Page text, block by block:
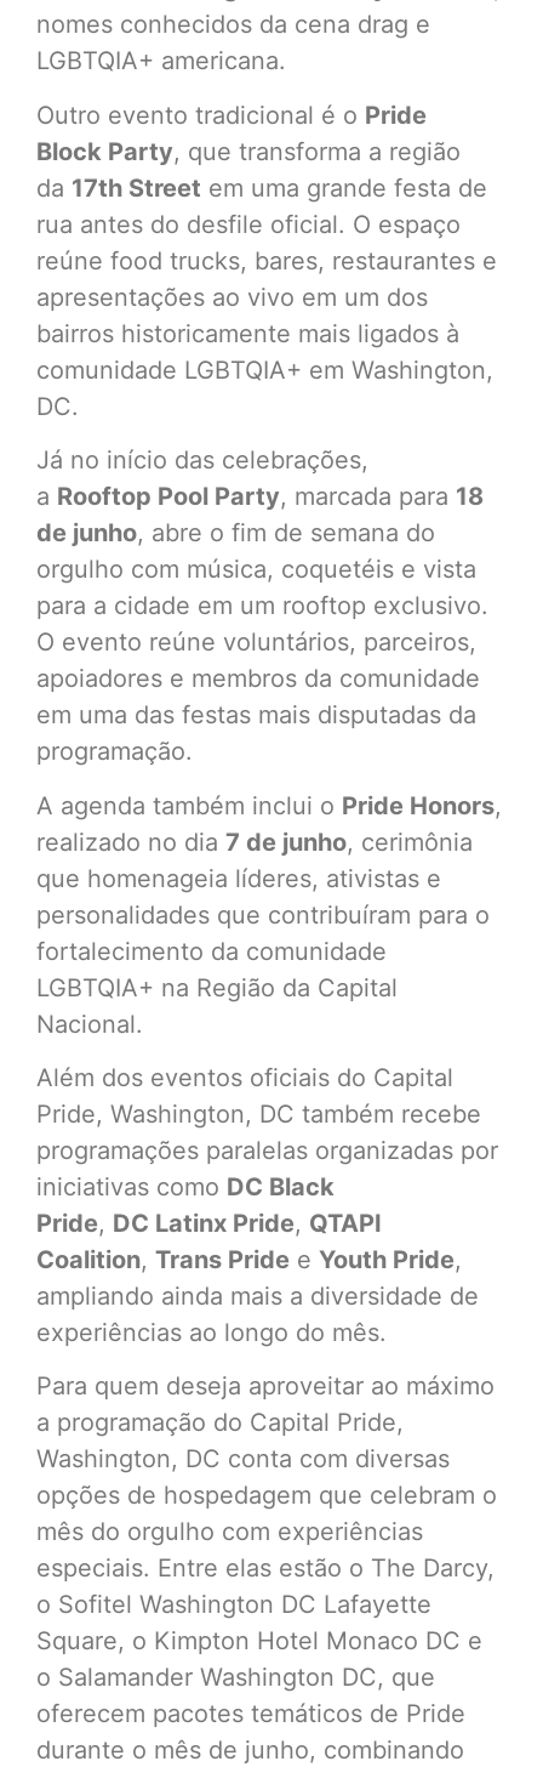
nomes conhecidos da cena drag e
LGBTQIA+ americana.
Outro evento tradicional é o Pride
Block Party, que transforma a região
da 17th Street em uma grande festa de
rua antes do desfile oficial. O espaço
reúne food trucks, bares, restaurantes e
apresentações ao vivo em um dos
bairros historicamente mais ligados à
comunidade LGBTQIA+ em Washington,
DC.
Já no início das celebrações,
a Rooftop Pool Party, marcada para 18
de junho, abre o fim de semana do
orgulho com música, coquetéis e vista
para a cidade em um rooftop exclusivo.
O evento reúne voluntários, parceiros,
apoiadores e membros da comunidade
em uma das festas mais disputadas da
programação.
A agenda também inclui o Pride Honors,
realizado no dia 7 de junho, cerimônia
que homenageia líderes, ativistas e
personalidades que contribuíram para o
fortalecimento da comunidade
LGBTQIA+ na Região da Capital
Nacional.
Além dos eventos oficiais do Capital
Pride, Washington, DC também recebe
programações paralelas organizadas por
iniciativas como DC Black
Pride, DC Latinx Pride, QTAPI
Coalition, Trans Pride e Youth Pride,
ampliando ainda mais a diversidade de
experiências ao longo do mês.
Para quem deseja aproveitar ao máximo
a programação do Capital Pride,
Washington, DC conta com diversas
opções de hospedagem que celebram o
mês do orgulho com experiências
especiais. Entre elas estão o The Darcy,
o Sofitel Washington DC Lafayette
Square, o Kimpton Hotel Monaco DC e
o Salamander Washington DC, que
oferecem pacotes temáticos de Pride
durante o mês de junho, combinando